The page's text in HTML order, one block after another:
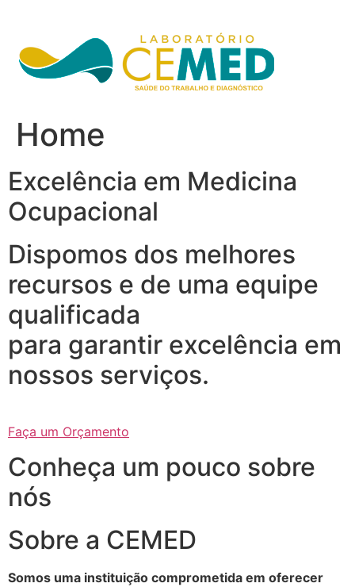
conteúdo
Home
Excelência em Medicina
Ocupacional
Dispomos dos melhores
recursos e de uma equipe
qualificada
para garantir excelência em
nossos serviços.
Faça um Orçamento
Conheça um pouco sobre
nós
Sobre a CEMED
Somos uma instituição comprometida em oferecer